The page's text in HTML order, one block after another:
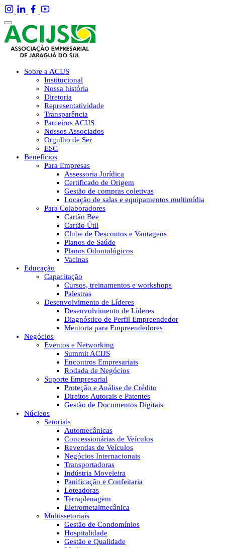
Sobre a ACIJS
Institucional
Nossa história
Diretoria
Representatividade
Transparência
Parceiros ACIJS
Nossos Associados
Orgulho de Ser
ESG
Benefícios
Para Empresas
Assessoria Jurídica
Certificado de Origem
Gestão de compras coletivas
Locação de salas e equipamentos multimídia
Para Colaboradores
Cartão Bee
Cartão Útil
Clube de Descontos e Vantagens
Planos de Saúde
Planos Odontológicos
Vacinas
Educação
Capacitação
Cursos, treinamentos e workshops
Palestras
Desenvolvimento de Líderes
Desenvolvimento de Líderes
Diagnóstico de Perfil Empreendedor
Mentoria para Empreendedores
Negócios
Eventos e Networking
Summit ACIJS
Encontros Empresariais
Rodada de Negócios
Suporte Empresarial
Proteção e Análise de Crédito
Direitos Autorais e Patentes
Gestão de Documentos Digitais
Núcleos
Setoriais
Automecânicas
Concessionárias de Veículos
Revendas de Veículos
Negócios Internacionais
Transportadoras
Indústria Moveleira
Panificação e Confeitaria
Loteadoras
Terraplenagem
Eletrometalmecânica
Multissetoriais
Gestão de Condomínios
Hospitalidade
Gestão e Qualidade